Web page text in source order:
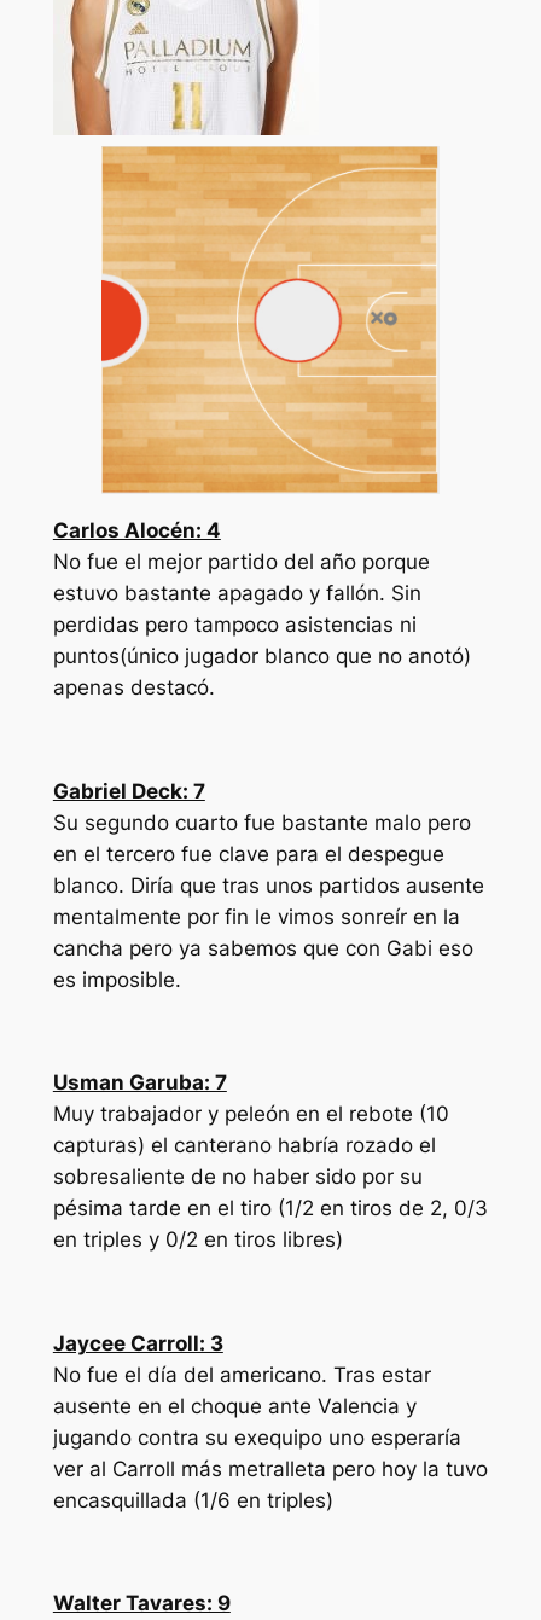
Carlos Alocén: 4
No fue el mejor partido del año porque
estuvo bastante apagado y fallón. Sin
perdidas pero tampoco asistencias ni
puntos(único jugador blanco que no anotó)
apenas destacó.
Gabriel Deck: 7
Su segundo cuarto fue bastante malo pero
en el tercero fue clave para el despegue
blanco. Diría que tras unos partidos ausente
mentalmente por fin le vimos sonreír en la
cancha pero ya sabemos que con Gabi eso
es imposible.
Usman Garuba: 7
Muy trabajador y peleón en el rebote (10
capturas) el canterano habría rozado el
sobresaliente de no haber sido por su
pésima tarde en el tiro (1/2 en tiros de 2, 0/3
en triples y 0/2 en tiros libres)
Jaycee Carroll: 3
No fue el día del americano. Tras estar
ausente en el choque ante Valencia y
jugando contra su exequipo uno esperaría
ver al Carroll más metralleta pero hoy la tuvo
encasquillada (1/6 en triples)
Walter Tavares: 9